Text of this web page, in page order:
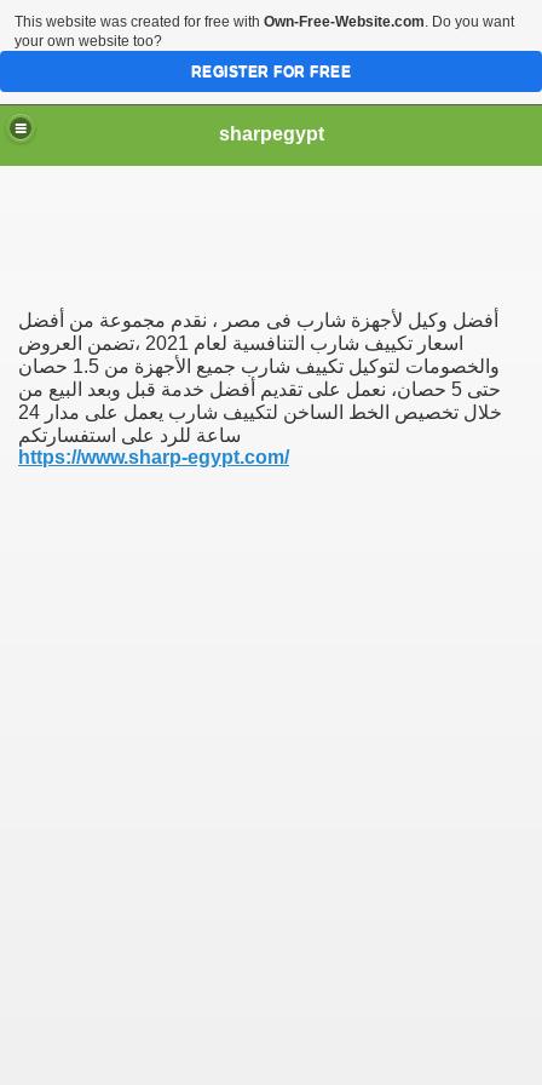
sharpegypt
أفضل وكيل لأجهزة شارب فى مصر ، نقدم مجموعة من أفضل
اسعار تكييف شارب التنافسية لعام 2021 ،تضمن العروض
والخصومات لتوكيل تكييف شارب جميع الأجهزة من 1.5 حصان
حتى 5 حصان، نعمل على تقديم أفضل خدمة قبل وبعد البيع من
خلال تخصيص الخط الساخن لتكييف شارب يعمل على مدار 24
ساعة للرد على استفسارتكم
https://www.sharp-egypt.com/
This website was created for free with Own-Free-Website.com. Do you want
your own website too?
REGISTER FOR FREE